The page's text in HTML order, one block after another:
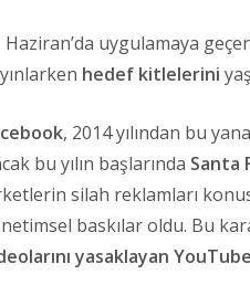
Haziran’da uygulamaya
hedef kitlelerini
, 2014 yılından bu
bu yılın başlarında Santa
silah reklamları
baskılar oldu. Bu
yasaklayan